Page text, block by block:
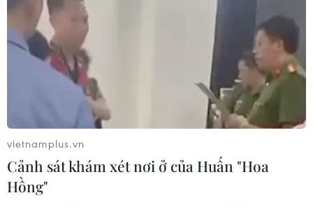
#Đàm Vĩnh Hưng #Có những niềm riêng
#Hoài Lâm
#Hồ Ngọc Hà
#Showbiz TP. Hà Nội
vietnamplus.vn
Cảnh sát khám xét nơi ở của Huấn "Hoa
Hồng"